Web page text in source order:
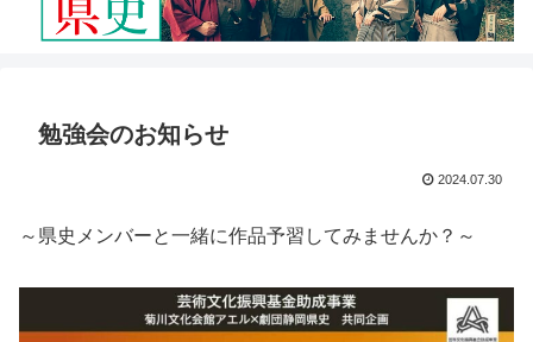
勉強会のお知らせ
2024.07.30
～県史メンバーと一緒に作品予習してみませんか？～